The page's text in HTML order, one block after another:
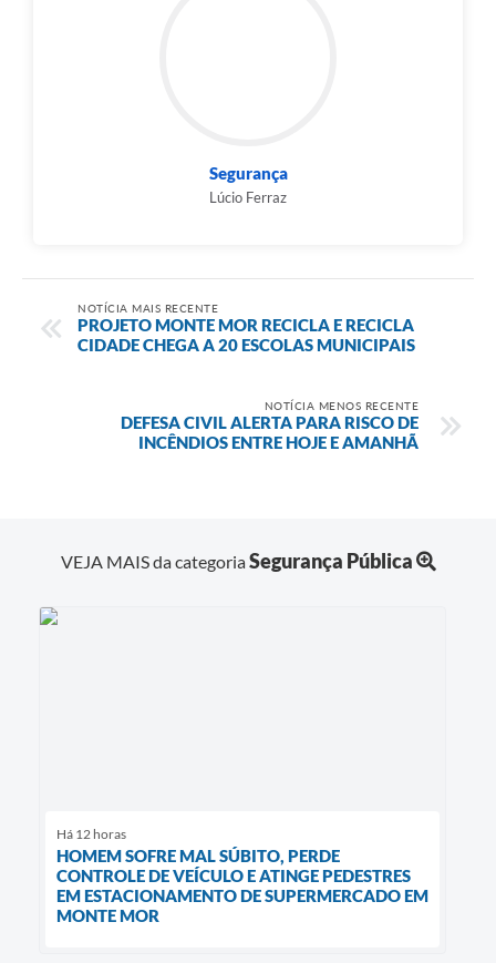
Segurança
Lúcio Ferraz
NOTÍCIA MAIS RECENTE
PROJETO MONTE MOR RECICLA E RECICLA
CIDADE CHEGA A 20 ESCOLAS MUNICIPAIS
NOTÍCIA MENOS RECENTE
DEFESA CIVIL ALERTA PARA RISCO DE
INCÊNDIOS ENTRE HOJE E AMANHÃ
VEJA MAIS da categoriaSegurança Pública
Há 12 horas
HOMEM SOFRE MAL SÚBITO, PERDE
CONTROLE DE VEÍCULO E ATINGE PEDESTRES
EM ESTACIONAMENTO DE SUPERMERCADO EM
MONTE MOR